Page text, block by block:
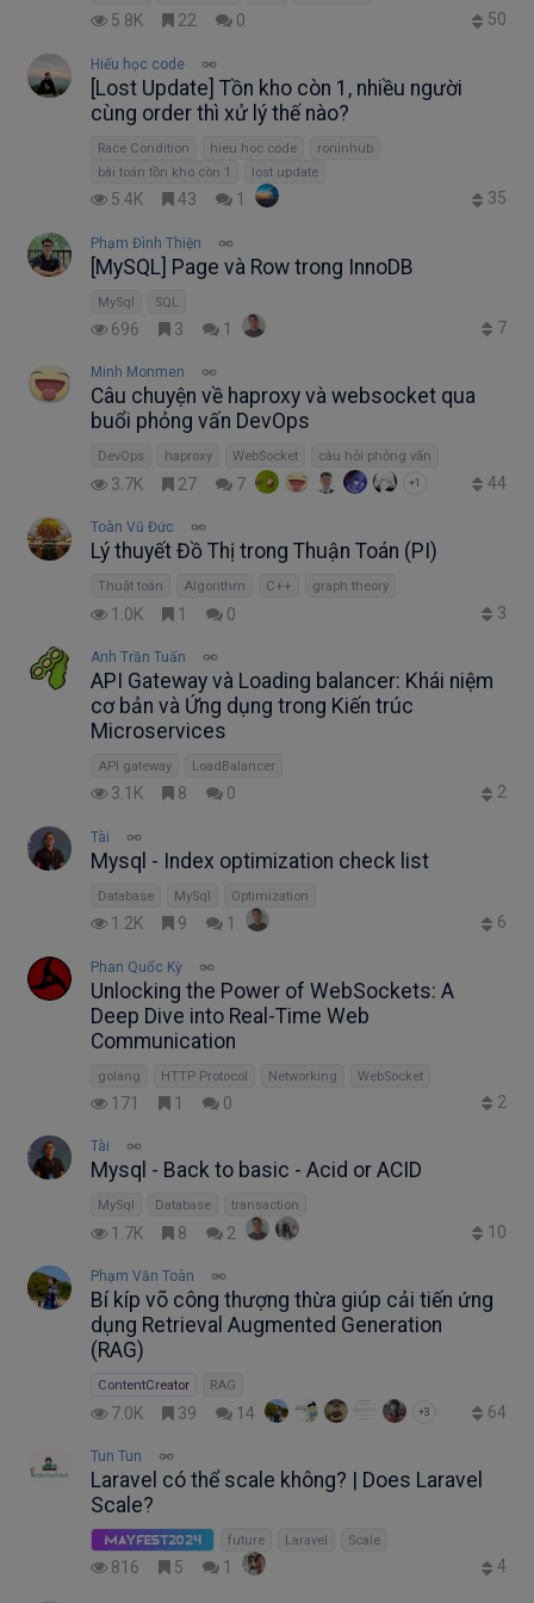
5.8K 22 0 50
Hiếu học code
[Lost Update] Tồn kho còn 1, nhiều người
cùng order thì xử lý thế nào?
Race Condition hieu hoc code
roninhub
bài toán tồn kho còn 1
lost update
5.4K 43 1 35
Phạm Đình Thiện
[MySQL] Page và Row trong InnoDB
MySql SQL
696 3 1 7
Minh Monmen
Câu chuyện về haproxy và websocket qua
buổi phỏng vấn DevOps
DevOps haproxy WebSocket câu hỏi phỏng vấn
3.7K 27 7 +1 44
Toàn Vũ Đức
Lý thuyết Đồ Thị trong Thuận Toán (PI)
Thuật toán Algorithm C++ graph theory
1.0K 1 0 3
Anh Trần Tuấn
API Gateway và Loading balancer: Khái niệm
cơ bản và Ứng dụng trong Kiến trúc
Microservices
API gateway LoadBalancer
3.1K 8 0 2
Tài
Mysql - Index optimization check list
Database MySql Optimization
1.2K 9 1 6
Phan Quốc Kỳ
Unlocking the Power of WebSockets: A
Deep Dive into Real-Time Web
Communication
golang HTTP Protocol Networking WebSocket
171 1 0 2
Tài
Mysql - Back to basic - Acid or ACID
MySql Database transaction
1.7K 8 2 10
Phạm Văn Toàn
Bí kíp võ công thượng thừa giúp cải tiến ứng
dụng Retrieval Augmented Generation
(RAG)
ContentCreator RAG
7.0K 39 14 +3 64
Tun Tun
Laravel có thể scale không? | Does Laravel
Scale?
MayFest2024 future Laravel Scale
816 5 1 4